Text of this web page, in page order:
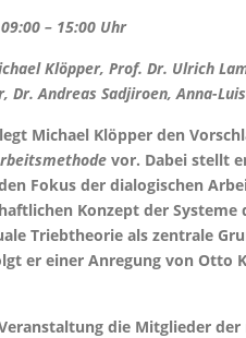
– 15:00 Uhr
Klöpper, Prof. Dr. Ulrich
Dr. Andreas Sadjiroen, Anna-
Michael Klöpper den
vor. Dabei stellt
Fokus der dialogischen
Konzept der Systeme
Triebtheorie als zentrale
er einer Anregung von Otto
die Mitglieder